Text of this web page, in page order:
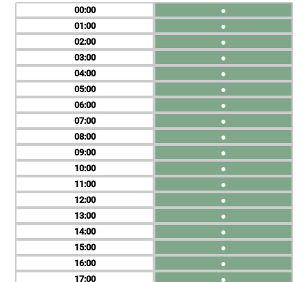
00
01
02
03
04
05
06
07
08
09
10
11
12
13
14
15
16
17
●
●
●
●
●
●
●
●
●
●
●
●
●
●
●
●
●
●